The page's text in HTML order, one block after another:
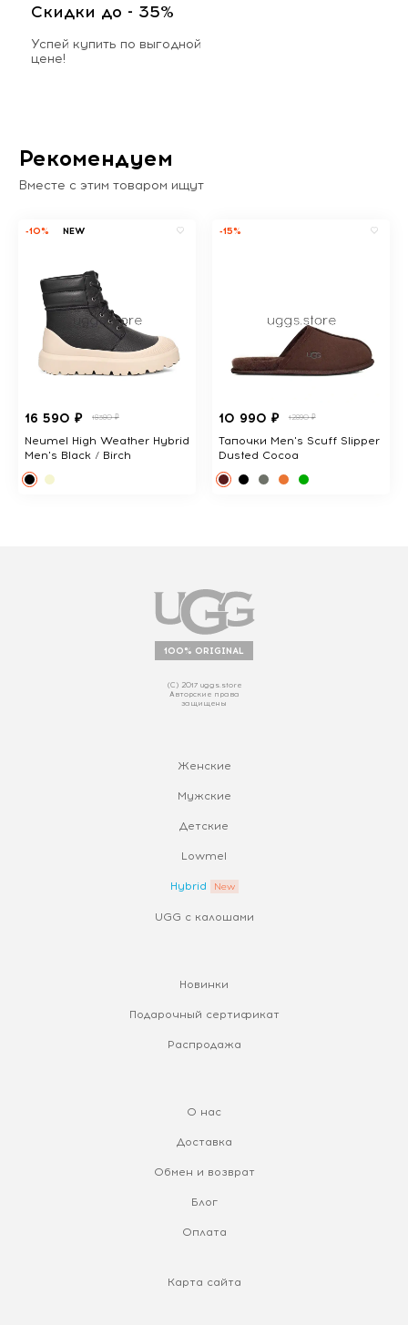
Скидки до - 35%
Успей купить по выгодной
цене!
Рекомендуем
Вместе с этим товаром ищут
-10% NEW
16 590 ₽ 18380 ₽
Neumel High Weather Hybrid
Men's Black / Birch
-15%
10 990 ₽ 12890 ₽
Тапочки Men's Scuff Slipper
Dusted Cocoa
100% ORIGINAL
(С) 2017 uggs.store
Авторские права
защищены
Женские
Мужские
Детские
Lowmel
Hybrid
UGG с калошами
Новинки
Подарочный сертификат
Распродажа
О нас
Доставка
Обмен и возврат
Блог
Оплата
Карта сайта